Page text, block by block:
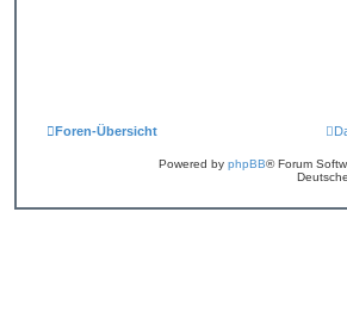
Foren-Übersicht
Powered by phpBB® Forum